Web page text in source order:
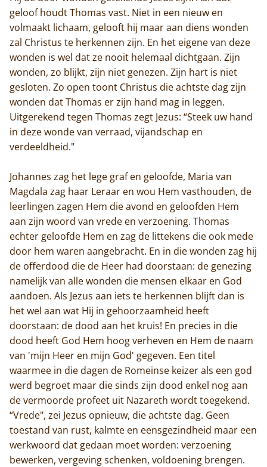
Home
Trappisten
De abdij
Monnik worden
Contact
geloof houdt Thomas vast. Niet in een nieuw en
volmaakt lichaam, gelooft hij maar aan diens wonden
zal Christus te herkennen zijn. En het eigene van deze
wonden is wel dat ze nooit helemaal dichtgaan. Zijn
wonden, zo blijkt, zijn niet genezen. Zijn hart is niet
gesloten. Zo open toont Christus die achtste dag zijn
wonden dat Thomas er zijn hand mag in leggen.
Uitgerekend tegen Thomas zegt Jezus: “Steek uw hand
in deze wonde van verraad, vijandschap en
verdeeldheid."
Johannes zag het lege graf en geloofde, Maria van
Magdala zag haar Leraar en wou Hem vasthouden, de
leerlingen zagen Hem die avond en geloofden Hem
aan zijn woord van vrede en verzoening. Thomas
echter geloofde Hem en zag de littekens die ook mede
door hem waren aangebracht. En in die wonden zag hij
de offerdood die de Heer had doorstaan: de genezing
namelijk van alle wonden die mensen elkaar en God
aandoen. Als Jezus aan iets te herkennen blijft dan is
het wel aan wat Hij in gehoorzaamheid heeft
doorstaan: de dood aan het kruis! En precies in die
dood heeft God Hem hoog verheven en Hem de naam
van 'mijn Heer en mijn God' gegeven. Een titel
waarmee in die dagen de Romeinse keizer als een god
werd begroet maar die sinds zijn dood enkel nog aan
de vermoorde profeet uit Nazareth wordt toegekend.
“Vrede", zei Jezus opnieuw, die achtste dag. Geen
toestand van rust, kalmte en eensgezindheid maar een
werkwoord dat gedaan moet worden: verzoening
bewerken, vergeving schenken, voldoening brengen.